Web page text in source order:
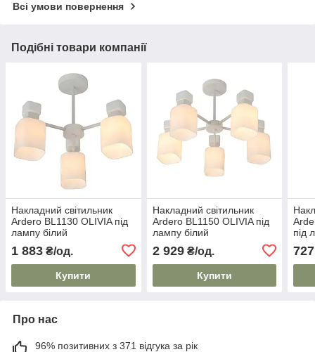
Всі умови повернення
Подібні товари компанії
Накладний світильник
Ardero BL1130 OLIVIA під
лампу білий
1 883 ₴/од.
Купити
Накладний світильник
Ardero BL1150 OLIVIA під
лампу білий
2 929₴/од.
Купити
під
727
Про нас
96% позитивних з 371 відгука за рік